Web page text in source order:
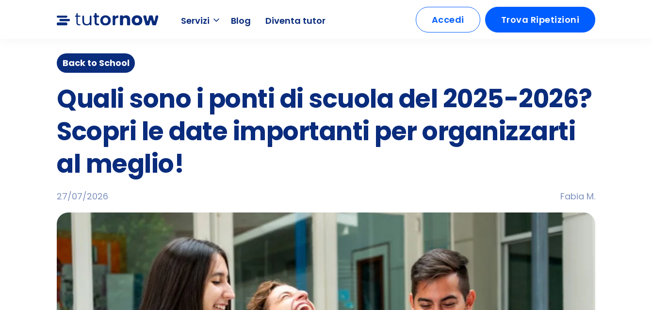
Servizi Blog Diventa tutor Accedi Trova Ripetizioni
Back to School
Quali sono i ponti di scuola del 2025-2026?
Scopri le date importanti per organizzarti
al meglio!
27/07/2026 Fabia M.